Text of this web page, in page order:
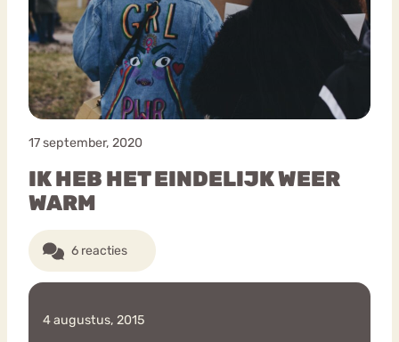
17 september, 2020
IK HEB HET EINDELIJK WEER
WARM
6 reacties
4 augustus, 2015
Chat
Forum
Bouli
mia
Nerv
osa
Eetstoornis Anorexia Nervosa
Eetbuien
Orthorexia
Afvallen Angst